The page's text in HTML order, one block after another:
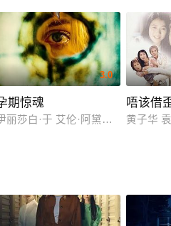
·普林西比 杰弗里·保罗·瓦伦蒂
3.0
期惊魂
丽莎白·于 艾伦·阿黛尔 布赖恩·安
唔该借
黄子华